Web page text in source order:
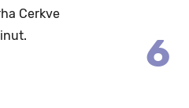
Cerkve
6